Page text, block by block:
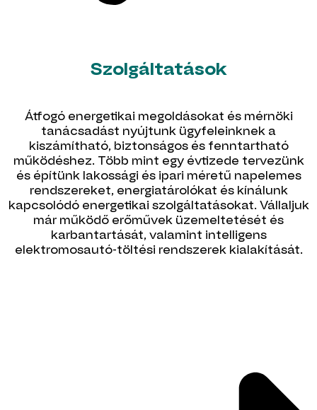
Szolgáltatások
Átfogó energetikai megoldásokat és mérnöki
tanácsadást nyújtunk ügyfeleinknek a
kiszámítható, biztonságos és fenntartható
működéshez. Több mint egy évtizede tervezünk
és építünk lakossági és ipari méretű napelemes
rendszereket, energiatárolókat és kínálunk
kapcsolódó energetikai szolgáltatásokat. Vállaljuk
már működő erőművek üzemeltetését és
karbantartását, valamint intelligens
elektromosautó-töltési rendszerek kialakítását.